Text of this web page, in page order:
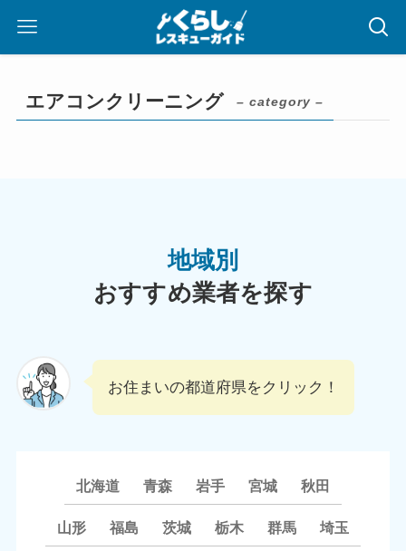
エアコンクリーニング – category –
地域別
おすすめ業者を探す
お住まいの都道府県をクリック！
北海道 青森 岩手 宮城 秋田
山形 福島 茨城 栃木 群馬 埼玉